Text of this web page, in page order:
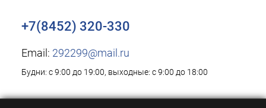
+7(8452) 320-330
Email: 292299@mail.ru
Будни: с 9:00 до 19:00, выходные: с 9:00 до 18:00